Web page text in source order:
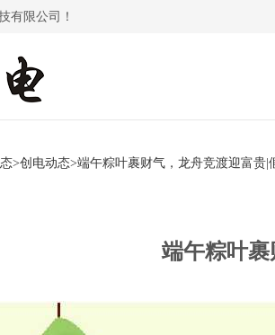
有限公司！
>创电动态>端午粽叶裹财气，龙舟竞渡迎富贵|
端午粽叶